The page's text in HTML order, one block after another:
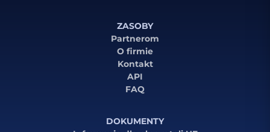
ZASOBY
Partnerom
O firmie
Kontakt
API
FAQ
DOKUMENTY